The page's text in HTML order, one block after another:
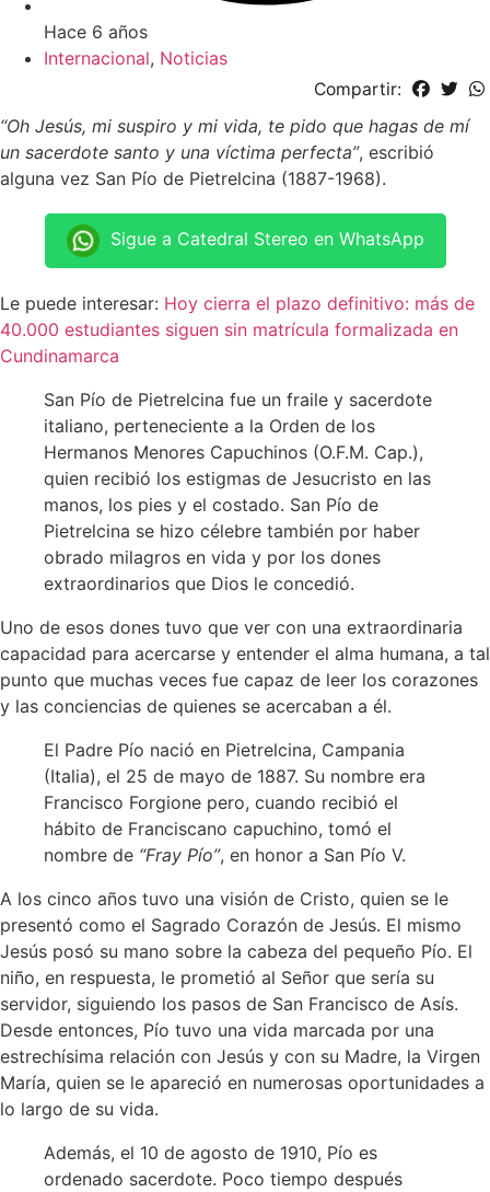
Hace 6 años
Internacional, Noticias
Compartir:
“Oh Jesús, mi suspiro y mi vida, te pido que hagas de mí
un sacerdote santo y una víctima perfecta”, escribió
alguna vez San Pío de Pietrelcina (1887-1968).
Sigue a Catedral Stereo en WhatsApp
Le puede interesar: Hoy cierra el plazo definitivo: más de
40.000 estudiantes siguen sin matrícula formalizada en
Cundinamarca
San Pío de Pietrelcina fue un fraile y sacerdote
italiano, perteneciente a la Orden de los
Hermanos Menores Capuchinos (O.F.M. Cap.),
quien recibió los estigmas de Jesucristo en las
manos, los pies y el costado. San Pío de
Pietrelcina se hizo célebre también por haber
obrado milagros en vida y por los dones
extraordinarios que Dios le concedió.
Uno de esos dones tuvo que ver con una extraordinaria
capacidad para acercarse y entender el alma humana, a tal
punto que muchas veces fue capaz de leer los corazones
y las conciencias de quienes se acercaban a él.
El Padre Pío nació en Pietrelcina, Campania
(Italia), el 25 de mayo de 1887. Su nombre era
Francisco Forgione pero, cuando recibió el
hábito de Franciscano capuchino, tomó el
nombre de “Fray Pío”, en honor a San Pío V.
A los cinco años tuvo una visión de Cristo, quien se le
presentó como el Sagrado Corazón de Jesús. El mismo
Jesús posó su mano sobre la cabeza del pequeño Pío. El
niño, en respuesta, le prometió al Señor que sería su
servidor, siguiendo los pasos de San Francisco de Asís.
Desde entonces, Pío tuvo una vida marcada por una
estrechísima relación con Jesús y con su Madre, la Virgen
María, quien se le apareció en numerosas oportunidades a
lo largo de su vida.
Además, el 10 de agosto de 1910, Pío es
ordenado sacerdote. Poco tiempo después